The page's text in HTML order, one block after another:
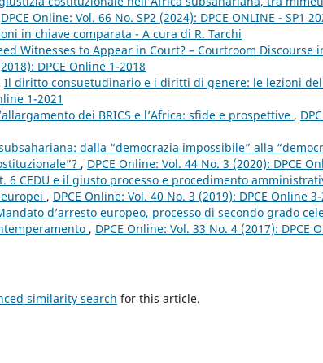
DPCE Online: Vol. 66 No. SP2 (2024): DPCE ONLINE -
in chiave comparata - A cura di R. Tarchi
Witnesses to Appear in Court? – Courtroom Discourse
DPCE Online 1-2018
Il diritto consuetudinario e i diritti di genere: le lezioni
1-2021
dei BRICS e l’Africa: sfide e prospettive ,
dalla “democrazia impossibile” alla
, DPCE Online: Vol. 44 No. 3 (2020): DPCE
6 CEDU e il giusto processo e procedimento
, DPCE Online: Vol. 40 No. 3 (2019): DPCE Online
d’arresto europeo, processo di secondo grado
, DPCE Online: Vol. 33 No. 4 (2017): DPCE
similarity search for this article.